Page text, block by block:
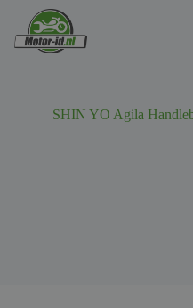
SHIN YO Agila